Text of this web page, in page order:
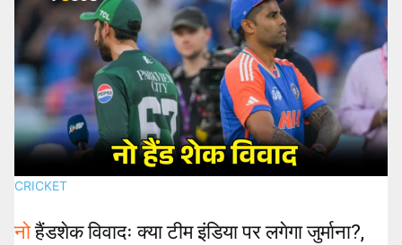
CRICKET
नोहैंडशेक विवादः क्या टीम इंडिया पर लगेगा जुर्माना?,